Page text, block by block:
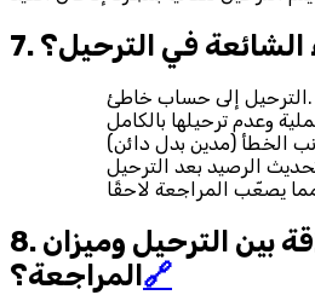
الشائعة في الترحيل؟
الترحيل إلى حساب خاطئ.
8. ما هي العلاقة بين الترحيل وميزان
المراجعة؟ 🔗